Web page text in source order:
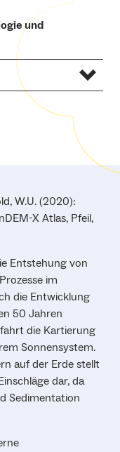
und
W.U. (2020):
X Atlas, Pfeil,
Entstehung von
im
die Entwicklung
50 Jahren
die Kartierung
Sonnensystem.
auf der Erde stellt
dar, da
Sedimentation